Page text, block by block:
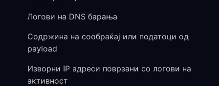
Логови на DNS барања
Содржина на сообраќај или податоци од
payload
Изворни IP адреси поврзани со логови на
активност